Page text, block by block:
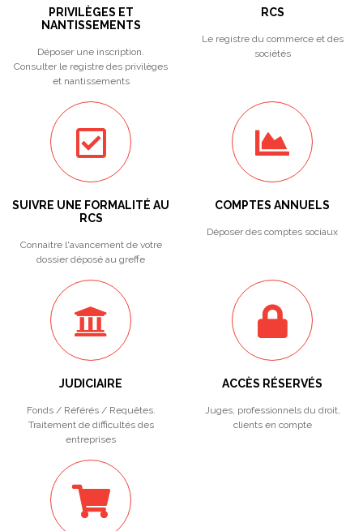
PRIVILÈGES ET
NANTISSEMENTS
Déposer une inscription.
Consulter le registre des privilèges
et nantissements
RCS
Le registre du commerce et des
sociétés
SUIVRE UNE FORMALITÉ AU
RCS
Connaitre l'avancement de votre
dossier déposé au greffe
COMPTES ANNUELS
Déposer des comptes sociaux
JUDICIAIRE
Fonds / Référés / Requêtes.
Traitement de difficultés des
entreprises
ACCÈS RÉSERVÉS
Juges, professionnels du droit,
clients en compte